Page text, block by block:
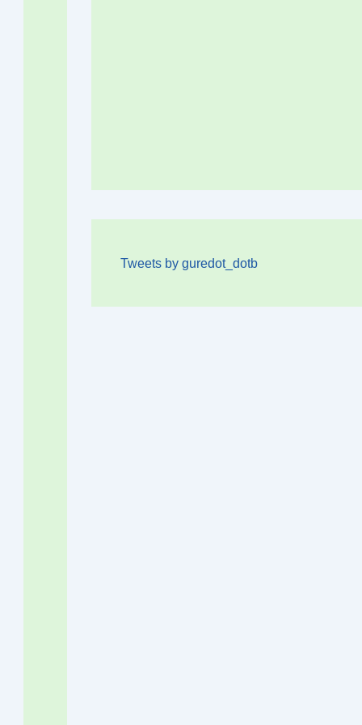
Tweets by guredot_dotb